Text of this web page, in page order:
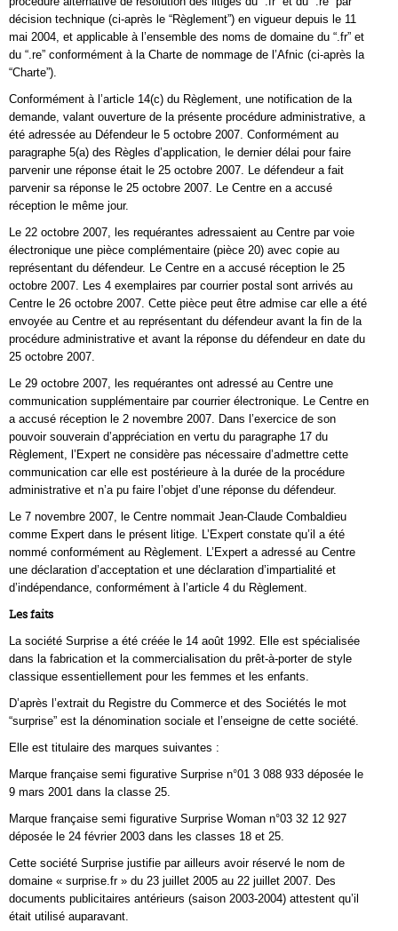
décision technique (ci-après le “Règlement”) en vigueur depuis le 11
mai 2004, et applicable à l’ensemble des noms de domaine du “.fr” et
du “.re” conformément à la Charte de nommage de l’Afnic (ci-après la
“Charte”).
Conformément à l’article 14(c) du Règlement, une notification de la
demande, valant ouverture de la présente procédure administrative, a
été adressée au Défendeur le 5 octobre 2007. Conformément au
paragraphe 5(a) des Règles d’application, le dernier délai pour faire
parvenir une réponse était le 25 octobre 2007. Le défendeur a fait
parvenir sa réponse le 25 octobre 2007. Le Centre en a accusé
réception le même jour.
Le 22 octobre 2007, les requérantes adressaient au Centre par voie
électronique une pièce complémentaire (pièce 20) avec copie au
représentant du défendeur. Le Centre en a accusé réception le 25
octobre 2007. Les 4 exemplaires par courrier postal sont arrivés au
Centre le 26 octobre 2007. Cette pièce peut être admise car elle a été
envoyée au Centre et au représentant du défendeur avant la fin de la
procédure administrative et avant la réponse du défendeur en date du
25 octobre 2007.
Le 29 octobre 2007, les requérantes ont adressé au Centre une
communication supplémentaire par courrier électronique. Le Centre en
a accusé réception le 2 novembre 2007. Dans l’exercice de son
pouvoir souverain d’appréciation en vertu du paragraphe 17 du
Règlement, l’Expert ne considère pas nécessaire d’admettre cette
communication car elle est postérieure à la durée de la procédure
administrative et n’a pu faire l’objet d’une réponse du défendeur.
Le 7 novembre 2007, le Centre nommait Jean-Claude Combaldieu
comme Expert dans le présent litige. L’Expert constate qu’il a été
nommé conformément au Règlement. L’Expert a adressé au Centre
une déclaration d’acceptation et une déclaration d’impartialité et
d’indépendance, conformément à l’article 4 du Règlement.
Les faits
La société Surprise a été créée le 14 août 1992. Elle est spécialisée
dans la fabrication et la commercialisation du prêt-à-porter de style
classique essentiellement pour les femmes et les enfants.
D’après l’extrait du Registre du Commerce et des Sociétés le mot
“surprise” est la dénomination sociale et l’enseigne de cette société.
Elle est titulaire des marques suivantes :
Marque française semi figurative Surprise n°01 3 088 933 déposée le
9 mars 2001 dans la classe 25.
Marque française semi figurative Surprise Woman n°03 32 12 927
déposée le 24 février 2003 dans les classes 18 et 25.
Cette société Surprise justifie par ailleurs avoir réservé le nom de
domaine « surprise.fr » du 23 juillet 2005 au 22 juillet 2007. Des
documents publicitaires antérieurs (saison 2003-2004) attestent qu’il
était utilisé auparavant.